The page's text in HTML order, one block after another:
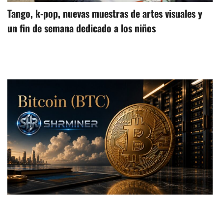
Tango, k-pop, nuevas muestras de artes visuales y
un fin de semana dedicado a los niños